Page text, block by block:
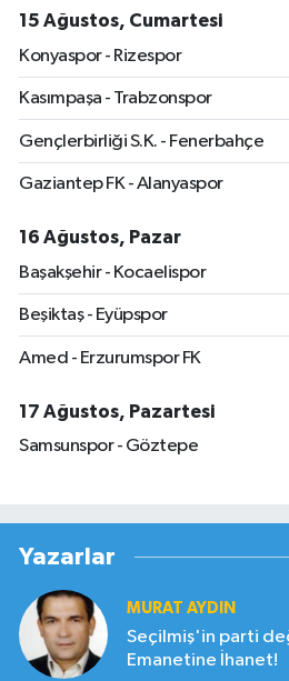
15 Ağustos, Cumartesi
Konyaspor - Rizespor
Kasımpaşa - Trabzonspor
Gençlerbirliği S.K. - Fenerbahçe
Gaziantep FK - Alanyaspor
16 Ağustos, Pazar
Başakşehir - Kocaelispor
Beşiktaş - Eyüpspor
Amed - Erzurumspor FK
17 Ağustos, Pazartesi
Samsunspor - Göztepe
Yazarlar
MURAT AYDIN
Seçilmiş'in parti
Emanetine İhanet!